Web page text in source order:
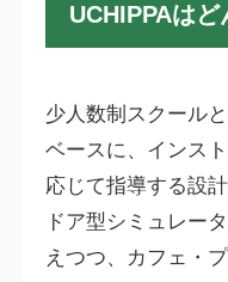
UCHIPPAは
少人数制スクール
ベースに、インス
応じて指導する設
ドア型シミュレー
えつつ、カフェ・